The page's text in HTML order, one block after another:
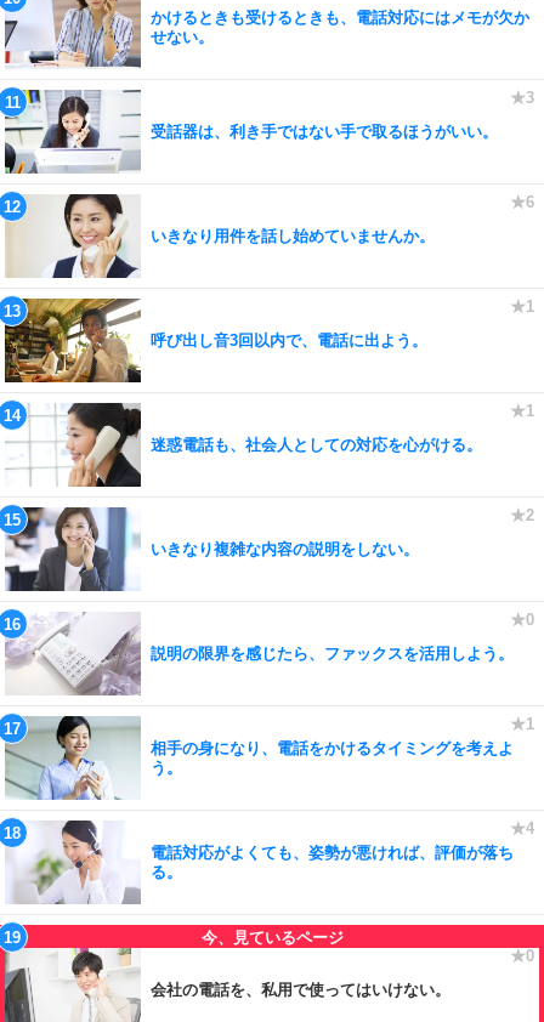
かけるときも受けるときも、電話対応にはメモが欠か
せない。
受話器は、利き手ではない手で取るほうがいい。
いきなり用件を話し始めていませんか。
呼び出し音3回以内で、電話に出よう。
迷惑電話も、社会人としての対応を心がける。
いきなり複雑な内容の説明をしない。
説明の限界を感じたら、ファックスを活用しよう。
相手の身になり、電話をかけるタイミングを考えよ
う。
電話対応がよくても、姿勢が悪ければ、評価が落ち
る。
会社の電話を、私用で使ってはいけない。